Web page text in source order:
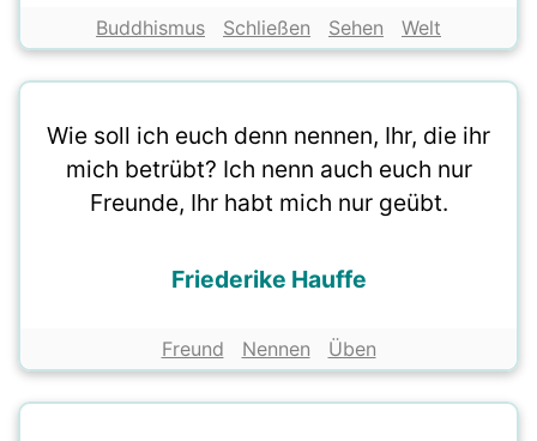
Buddhismus Schließen Sehen Welt
Wie soll ich euch denn nennen, Ihr, die ihr
mich betrübt? Ich nenn auch euch nur
Freunde, Ihr habt mich nur geübt.
Friederike Hauffe
Freund Nennen Üben